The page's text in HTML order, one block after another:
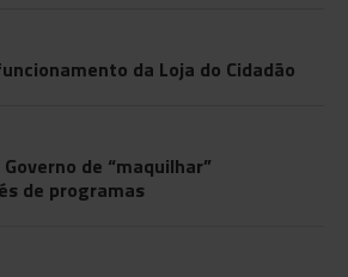
da Loja do Cidadão
de “maquilhar”
de programas